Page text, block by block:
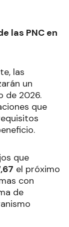
las PNC en
las
un
de 2026.
que
que
el próximo
con
de